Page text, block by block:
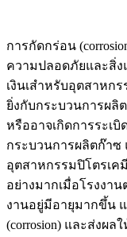
การกัดกร่อน
ความปลอดภัยและสิ่ง
เงินเสำหรับอุตสาหก
ยิ่งกับกระบวนการผลิ
หรืออาจเกิดการระเ
กระบวนการผลิตก๊าซ
อุตสาหกรรมปิโตรเค
อย่างมากเมื่อโรงงา
งานอยู่มีอายุมากขึ้น
(corrosion) และส่งผ